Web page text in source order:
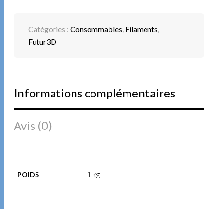
Catégories :Consommables, Filaments,
Futur3D
Informations complémentaires
Avis (0)
POIDS 1 kg